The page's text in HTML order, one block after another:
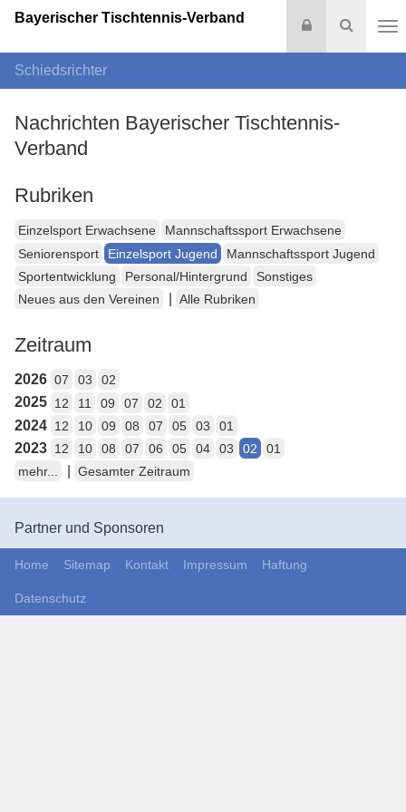
Suche
Login
Bayerischer Tischtennis-Verband
Schiedsrichter
Nachrichten Bayerischer Tischtennis-
Verband
Rubriken
Einzelsport Erwachsene
Mannschaftssport Erwachsene
Seniorensport
Einzelsport Jugend
Mannschaftssport Jugend
Sportentwicklung
Personal/Hintergrund
Sonstiges
Neues aus den Vereinen
Alle Rubriken
Zeitraum
2026 07 03 02
2025 12 11 09 07 02 01
2024 12 10 09 08 07 05 03 01
2023 12 10 08 07 06 05 04 03 02
01
mehr...
Gesamter Zeitraum
Partner und Sponsoren
Home Sitemap Kontakt Impressum Haftung
Datenschutz